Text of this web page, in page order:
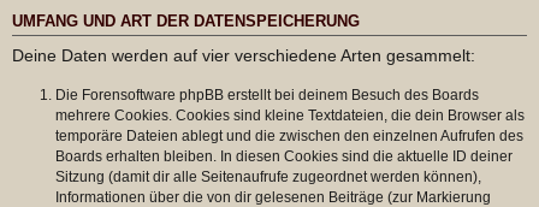
UMFANG UND ART DER DATENSPEICHERUNG
Deine Daten werden auf vier verschiedene Arten gesammelt:
Die Forensoftware phpBB erstellt bei deinem Besuch des Boards
mehrere Cookies. Cookies sind kleine Textdateien, die dein Browser als
temporäre Dateien ablegt und die zwischen den einzelnen Aufrufen des
Boards erhalten bleiben. In diesen Cookies sind die aktuelle ID deiner
Sitzung (damit dir alle Seitenaufrufe zugeordnet werden können),
Informationen über die von dir gelesenen Beiträge (zur Markierung